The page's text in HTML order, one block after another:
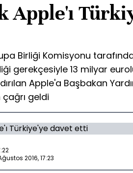
Apple'ı
Birliği Komisyonu
gerekçesiyle 13 milyar
Apple'a Başbakan
geldi
2016, 17:23